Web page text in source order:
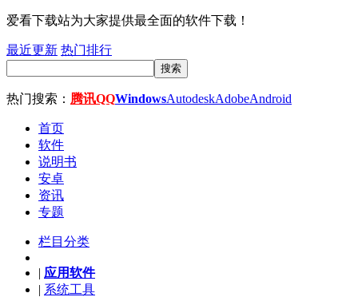
爱看下载站为大家提供最全面的软件下载！
最近更新 热门排行
搜索
热门搜索： 腾讯QQWindowsAutodeskAdobeAndroid
首页
软件
说明书
安卓
资讯
专题
栏目分类
| 应用软件
| 系统工具